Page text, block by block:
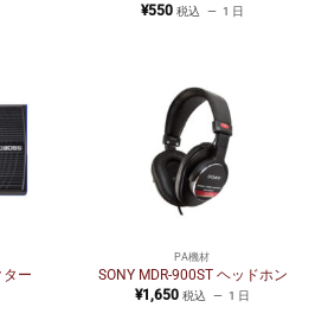
¥550 税込 1 日
ター
PA機材
SONY MDR-900ST ヘッドホン
¥1,650 税込 1 日